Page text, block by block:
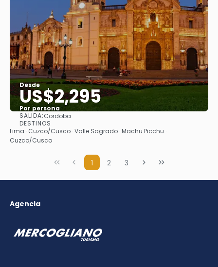
Desde
US$2,295
Por persona
SALIDA:Cordoba
DESTINOS
Lima · Cuzco/Cusco · Valle Sagrado · Machu Picchu ·
Cuzco/Cusco
1 2 3
Agencia